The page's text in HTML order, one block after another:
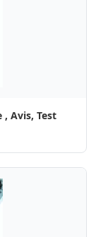
, Avis, Test